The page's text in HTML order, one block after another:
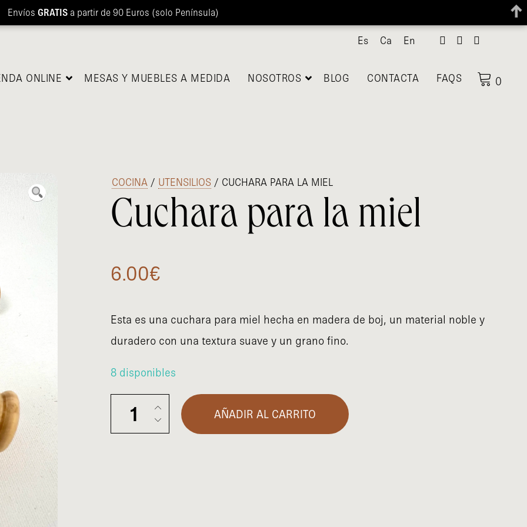
Es Ca En
ONLINE MESAS Y MUEBLES A MEDIDA NOSOTROS BLOG CONTACTA FAQS 0
COCINA / UTENSILIOS/ CUCHARA PARA LA MIEL
Cuchara para la miel
6.00€
Esta es una cuchara para miel hecha en madera de boj, un material noble y
duradero con una textura suave y un grano fino.
8 disponibles
Cuchara para la miel cantidad
AÑADIR AL CARRITO
EnvíosGRATIS a partir de 90 Euros (solo Península)